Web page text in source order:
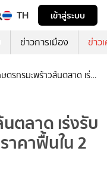
TH
เข้าสู่ระบบ
ข่าวการเมือง ข่าว
ตรกรมะพร้าวล้นตลาด เร่ง
ตลาด เร่งรับ
าคาฟื้นใน 2